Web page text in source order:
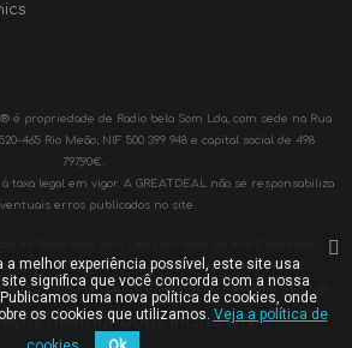
® é propriedade de Radio bela Som Lda, com sede na Rua
465 Rio Meão, NIF 500 399 948 e capital social de 498
797,90€.
taxa legal em vigor. A GREATDEAL não se responsabiliza
erros publicados no site.
Meão, NIF 500 399 948 e capital social de 498 797,90€.
destina-se apenas a clientes da Radiobela Som Lda
mencionados incluem IVA
a melhor experiência possível, este site usa
significa que você concorda com a nossa
uma nova política de cookies, onde
os cookies que utilizamos. Veja a política de